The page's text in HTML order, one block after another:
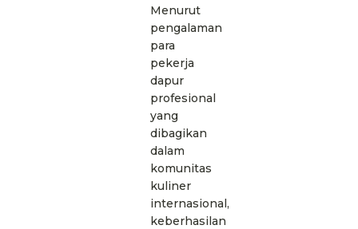
Menurut
pengalaman
para
pekerja
dapur
profesional
yang
dibagikan
dalam
komunitas
kuliner
internasional,
keberhasilan